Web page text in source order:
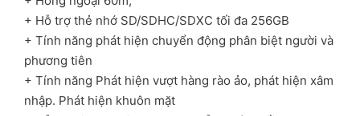
+ Hỗ trợ thẻ nhớ SD/SDHC/SDXC tối đa 256GB
+ Tính năng phát hiện chuyển động phân biệt người và
phương tiên
+ Tính năng Phát hiện vượt hàng rào ảo, phát hiện xâm
nhập. Phát hiện khuôn mặt